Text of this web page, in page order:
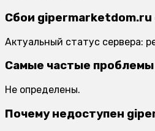
Сбои gipermarketdom.ru
Актуальный статус сервера:
Самые частые
Не определены.
Почему недоступен